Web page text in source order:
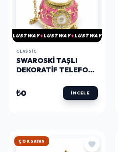
LUSTWAY LUSTWAY LUSTWAY
CLASSIC
SWAROSKI TAŞLI
DEKORATIF TELEFON
₺0 İNCELE
ÇOK SATAN